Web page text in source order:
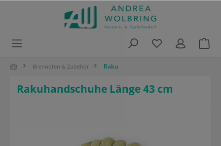
Brennöfen & Zubehör Raku
Rakuhandschuhe Länge 43 cm